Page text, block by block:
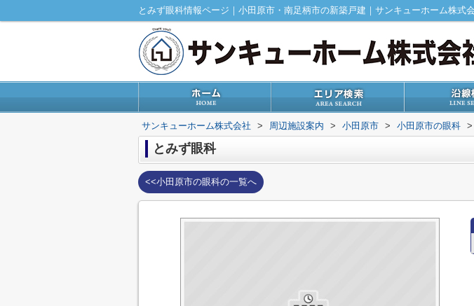
とみず眼科情報ページ｜小田原市・南足柄市の新築戸建｜サンキューホーム株式
サンキューホーム株式会社 > 周辺施設案内 > 小田原市 > 小田原市の眼科 >
とみず眼科
<<小田原市の眼科の一覧へ